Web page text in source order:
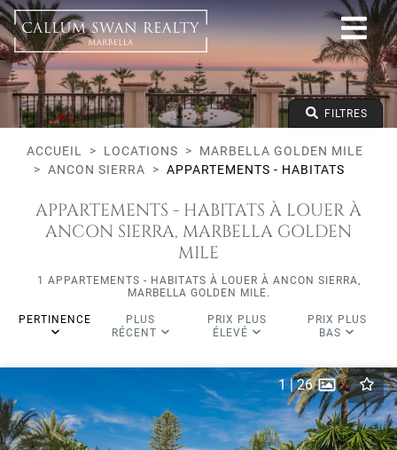
Tous les modes de vie
Marbella Golden Mile
Ancon Sierra
Appartements - Habitats
Prix à partir de
Prix jusqu'à
Lits minimums FILTRES
ACCUEIL LOCATIONS
MARBELLA GOLDEN MILE
ANCON SIERRA
APPARTEMENTS - HABITATS
APPARTEMENTS - HABITATS À LOUER À
ANCON SIERRA, MARBELLA GOLDEN
MILE
1 APPARTEMENTS - HABITATS À LOUER À ANCON SIERRA,
MARBELLA GOLDEN MILE.
PERTINENCE
PLUS
RÉCENT
PRIX PLUS
ÉLEVÉ
PRIX PLUS
BAS
1|26